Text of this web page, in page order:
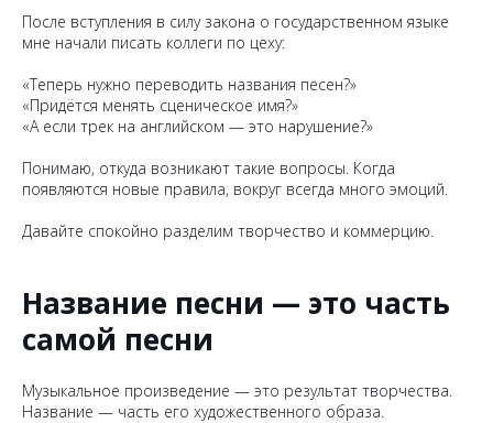
После вступления в силу закона о государственном языке
мне начали писать коллеги по цеху:
«Теперь нужно переводить названия песен?»
«Придётся менять сценическое имя?»
«А если трек на английском — это нарушение?»
Понимаю, откуда возникают такие вопросы. Когда
появляются новые правила, вокруг всегда много эмоций.
Давайте спокойно разделим творчество и коммерцию.
Название песни — это часть
самой песни
Музыкальное произведение — это результат творчества.
Название — часть его художественного образа.